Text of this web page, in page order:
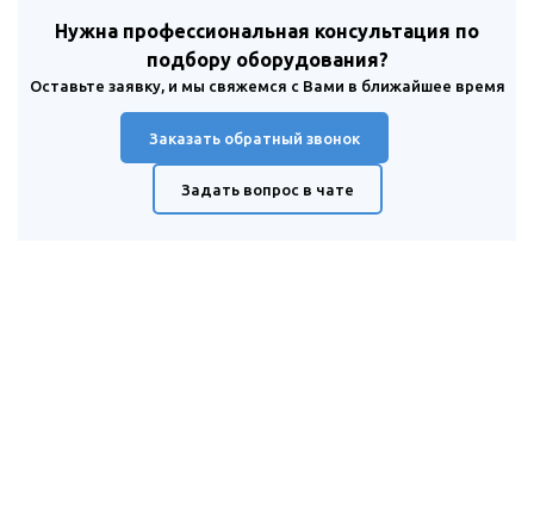
Нужна профессиональная консультация по
подбору оборудования?
Оставьте заявку, и мы свяжемся с Вами в ближайшее время
Заказать обратный звонок
Задать вопрос в чате